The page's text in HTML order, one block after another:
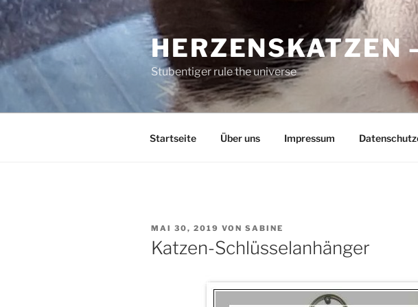
Zum
Inhalt
springen
HERZENSKATZEN
Stubentiger rule the universe
Startseite Über uns Impressum
VERÖFFENTLICHT
AM
MAI 30, 2019 VON SABINE
Katzen-Schlüsselanhänger